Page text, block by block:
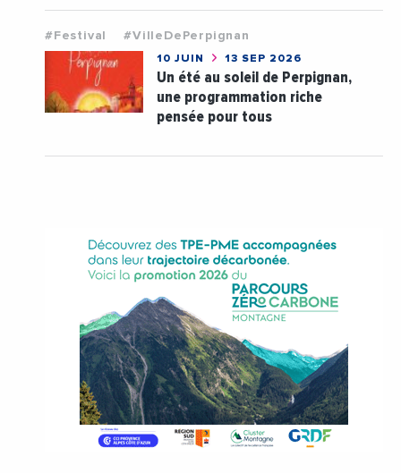
#Festival #VilleDePerpignan
10 JUIN 13 SEP 2026
Un été au soleil de Perpignan,
une programmation riche
pensée pour tous